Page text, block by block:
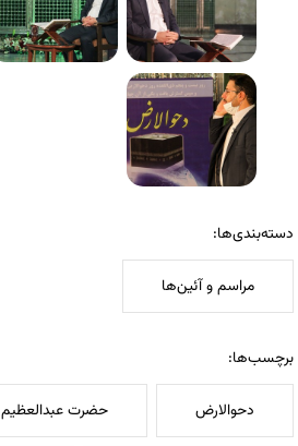
دسته‌بندی‌ها:
مراسم و آئین‌ها
برچسب‌ها:
دحوالارض حضرت عبدالعظیم